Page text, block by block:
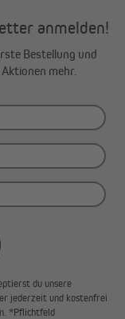
anmelden!
Bestellung und
mehr.
du unsere
jederzeit und kostenfrei
*Pflichtfeld